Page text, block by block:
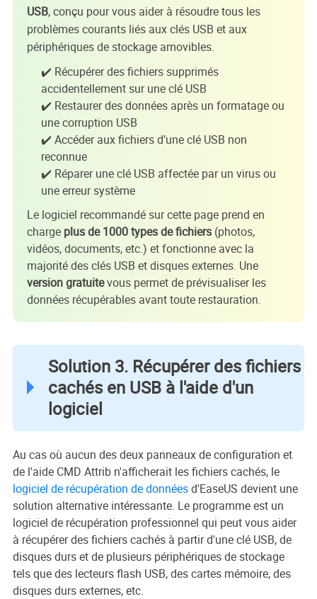
USB, conçu pour vous aider à résoudre tous les
problèmes courants liés aux clés USB et aux
périphériques de stockage amovibles.
✔️ Récupérer des fichiers supprimés
accidentellement sur une clé USB
✔️ Restaurer des données après un formatage ou
une corruption USB
✔️ Accéder aux fichiers d’une clé USB non
reconnue
✔️ Réparer une clé USB affectée par un virus ou
une erreur système
Le logiciel recommandé sur cette page prend en
charge plus de 1000 types de fichiers(photos,
vidéos, documents, etc.) et fonctionne avec la
majorité des clés USB et disques externes. Une
version gratuitevous permet de prévisualiser les
données récupérables avant toute restauration.
Solution 3. Récupérer des fichiers
cachés en USB à l'aide d'un
logiciel
Au cas où aucun des deux panneaux de configuration et
de l'aide CMD Attrib n'afficherait les fichiers cachés, le
logiciel de récupération de donnéesd'EaseUS devient une
solution alternative intéressante. Le programme est un
logiciel de récupération professionnel qui peut vous aider
à récupérer des fichiers cachés à partir d'une clé USB, de
disques durs et de plusieurs périphériques de stockage
tels que des lecteurs flash USB, des cartes mémoire, des
disques durs externes, etc.